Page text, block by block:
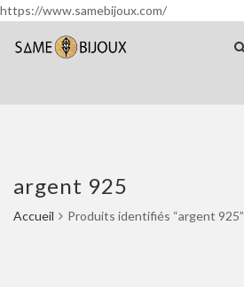
https://www.samebijoux.com/
argent 925
Accueil Produits identifiés “argent 925”